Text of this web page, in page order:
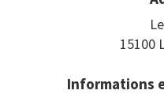
15100
Informations